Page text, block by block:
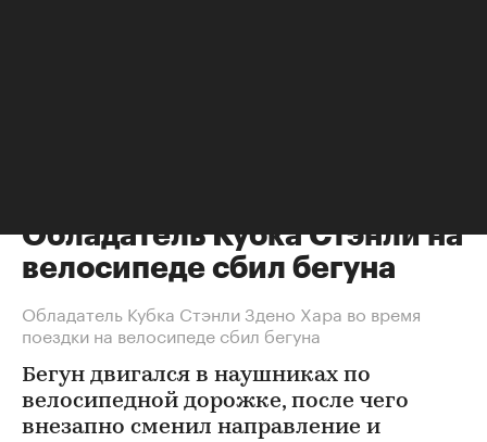
Обладатель Кубка Стэнли на
велосипеде сбил бегуна
Обладатель Кубка Стэнли Здено Хара во время
поездки на велосипеде сбил бегуна
Бегун двигался в наушниках по
велосипедной дорожке, после чего
внезапно сменил направление и